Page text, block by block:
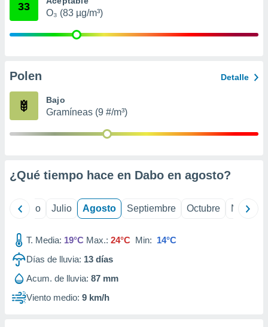
publicidad
de
1199
33
O₃ (83 µg/m³)
Polen Detalle
Bajo
Gramíneas (9 #/m³)
¿Qué tiempo hace en Dabo en agosto?
Junio Julio Agosto Septiembre Octubre
T. Media: 19°C Max.: 24°C Min: 14°C
Días de lluvia: 13 días
Acum. de lluvia: 87 mm
Viento medio: 9 km/h